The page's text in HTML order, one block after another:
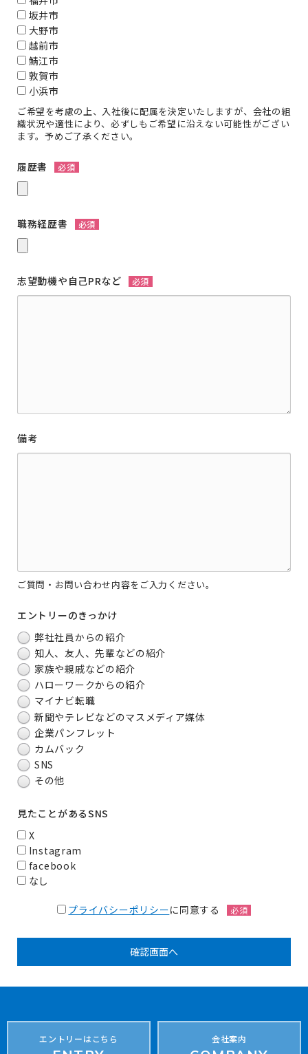
坂井市
大野市
越前市
鯖江市
敦賀市
小浜市
ご希望を考慮の上、入社後に配属を決定いたしますが、会社の組
織状況や適性により、必ずしもご希望に沿えない可能性がござい
ます。予めご了承ください。
履歴書 必須
職務経歴書 必須
志望動機や自己PRなど 必須
備考
ご質問・お問い合わせ内容をご入力ください。
エントリーのきっかけ
弊社社員からの紹介
知人、友人、先輩などの紹介
家族や親戚などの紹介
ハローワークからの紹介
マイナビ転職
新聞やテレビなどのマスメディア媒体
企業パンフレット
カムバック
SNS
その他
見たことがあるSNS
X
Instagram
facebook
なし
プライバシーポリシーに同意する 必須
エントリーはこちら 会社案内